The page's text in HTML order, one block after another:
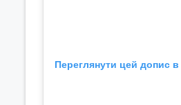
Переглянути цей допис